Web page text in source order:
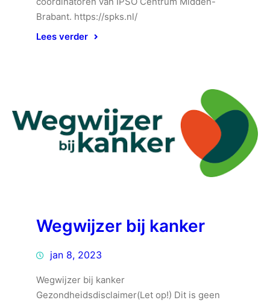
Brabant. https://spks.nl/
Lees verder
Wegwijzer bij kanker
jan 8, 2023
Wegwijzer bij kanker
Gezondheidsdisclaimer(Let op!) Dit is geen